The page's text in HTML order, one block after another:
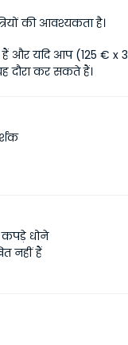
की आवश्यकता है।
और यदि आप (125 € x 3
दौरा कर सकते हैं।
कपड़े धोने
नहीं हैं